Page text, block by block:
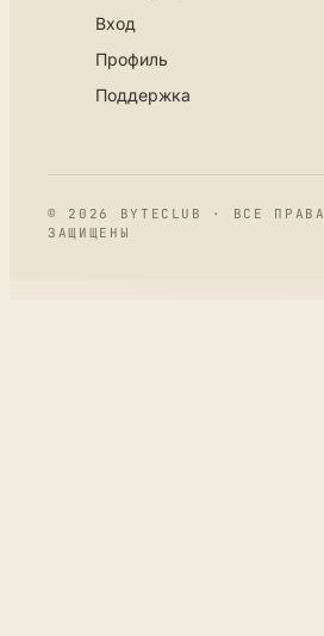
Вход
Профиль
Поддержка
© 2026 BYTECLUB · ВСЕ ПРАВА
ЗАЩИЩЕНЫ